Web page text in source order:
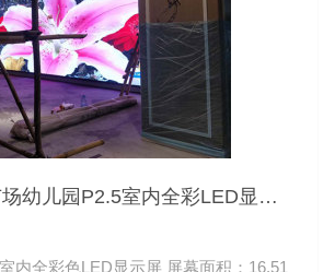
幼儿园P2.5室内全彩LED显示
色LED显示屏 屏幕面积：16.51